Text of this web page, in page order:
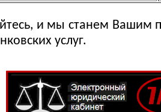
и мы станем Вашим
услуг.